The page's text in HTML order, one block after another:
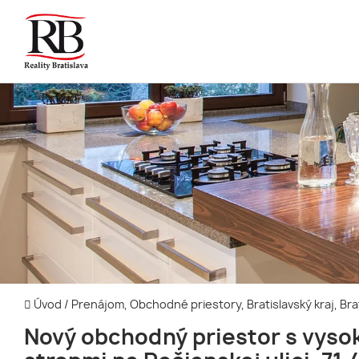
Úvod / Prenájom, Obchodné priestory, Bratislavský kraj,
Nový obchodný priestor s